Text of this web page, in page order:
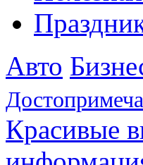
Авто
Красивые